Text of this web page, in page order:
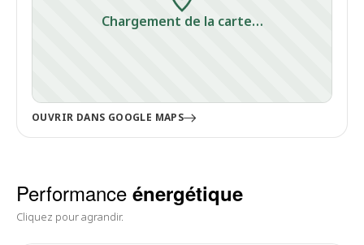
Chargement de la carte…
OUVRIR DANS GOOGLE MAPS
Performance énergétique
Cliquez pour agrandir.